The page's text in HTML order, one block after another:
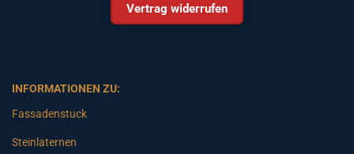
Vertrag widerrufen
INFORMATIONEN ZU:
Fassadenstuck
Steinlaternen